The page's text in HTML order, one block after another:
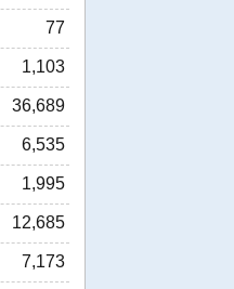
77
1,103
36,689
6,535
1,995
12,685
7,173